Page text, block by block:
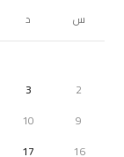
س د
2
3
9
10
16
17